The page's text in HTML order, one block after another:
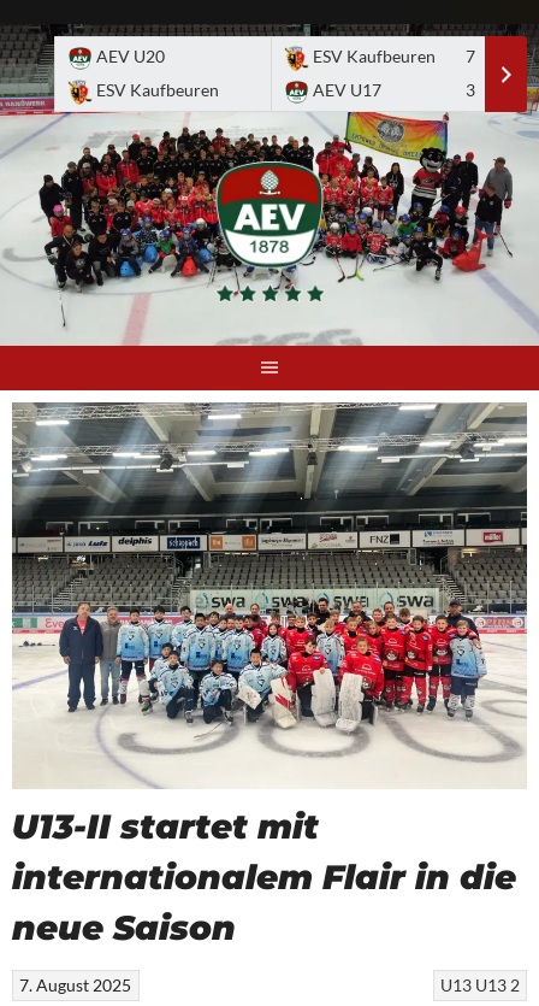
to
content
AEV U20
ESV Kaufbeuren
ESV Kaufbeuren
7
AEV U17
3
U13-II startet mit
internationalem Flair in die
neue Saison
U13 U13 2
7. August 2025